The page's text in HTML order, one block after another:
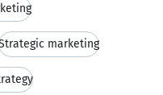
marketing